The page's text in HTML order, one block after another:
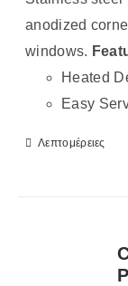
anodized
windows.
Heated
Easy
Λεπτομέρειες